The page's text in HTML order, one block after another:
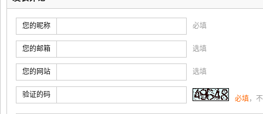
您的昵称 必填
您的邮箱 选填
您的网站 选填
验证的码 必填，